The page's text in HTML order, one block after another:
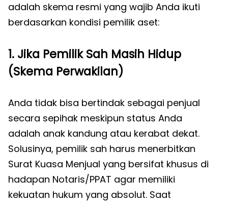
adalah skema resmi yang wajib Anda ikuti
berdasarkan kondisi pemilik aset:
1. Jika Pemilik Sah Masih Hidup
(Skema Perwakilan)
Anda tidak bisa bertindak sebagai penjual
secara sepihak meskipun status Anda
adalah anak kandung atau kerabat dekat.
Solusinya, pemilik sah harus menerbitkan
Surat Kuasa Menjual yang bersifat khusus di
hadapan Notaris/PPAT agar memiliki
kekuatan hukum yang absolut. Saat